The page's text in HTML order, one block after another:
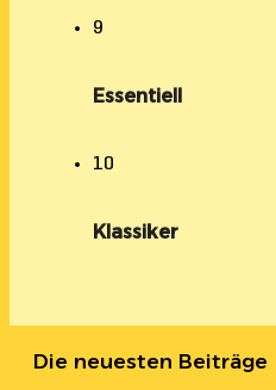
9
Essentiell
10
Klassiker
Die neuesten Beiträge